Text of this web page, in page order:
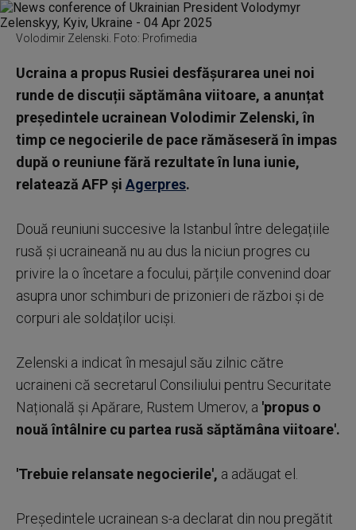
Volodimir Zelenski. Foto: Profimedia
Ucraina a propus Rusiei desfășurarea unei noi
runde de discuții săptămâna viitoare, a anunțat
președintele ucrainean Volodimir Zelenski, în
timp ce negocierile de pace rămăseseră în impas
după o reuniune fără rezultate în luna iunie,
relatează AFP și Agerpres.
Două reuniuni succesive la Istanbul între delegațiile
rusă și ucraineană nu au dus la niciun progres cu
privire la o încetare a focului, părțile convenind doar
asupra unor schimburi de prizonieri de război și de
corpuri ale soldaților uciși.
Zelenski a indicat în mesajul său zilnic către
ucraineni că secretarul Consiliului pentru Securitate
Națională și Apărare, Rustem Umerov, a 'propus o
nouă întâlnire cu partea rusă săptămâna viitoare'.
'Trebuie relansate negocierile', a adăugat el.
Președintele ucrainean s-a declarat din nou pregătit